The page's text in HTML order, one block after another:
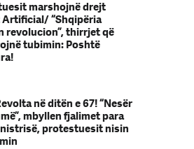
marshojnë drejt
“Shqipëria
revolucion”, thirrjet që
tubimin: Poshtë
në ditën e 67! “Nesër
mbyllen fjalimet para
protestuesit nisin